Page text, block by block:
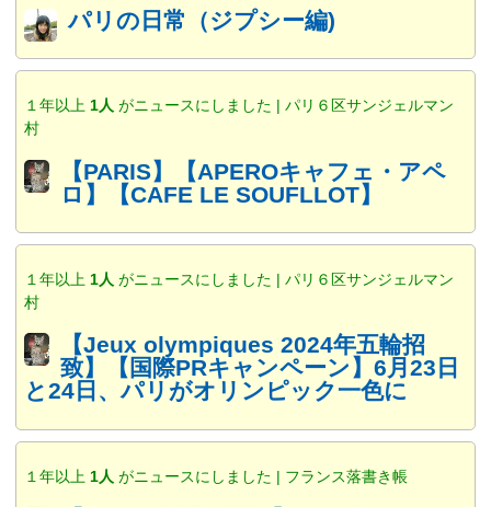
パリの日常（ジプシー編)
１年以上 1人 がニュースにしました | パリ６区サンジェルマン
村
【PARIS】【APEROキャフェ・アペ
ロ】【CAFE LE SOUFLLOT】
１年以上 1人 がニュースにしました | パリ６区サンジェルマン
村
【Jeux olympiques 2024年五輪招
致】【国際PRキャンペーン】6月23日
と24日、パリがオリンピック一色に
１年以上 1人 がニュースにしました | フランス落書き帳